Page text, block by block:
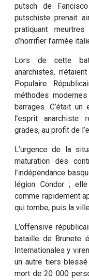
putsch de
putschiste prenait
pratiquant
d’horrifier l’armée
Lors de cette
anarchistes,
Populaire
méthodes
barrages. C’était
l’esprit
grades, au profit de
L’urgence de la
maturation des
l’indépendance
légion Condor ;
comme rapidement
qui tombe, puis la
L’offensive
bataille de Brunete
Internationales y
un autre tiers
mort de 20 000